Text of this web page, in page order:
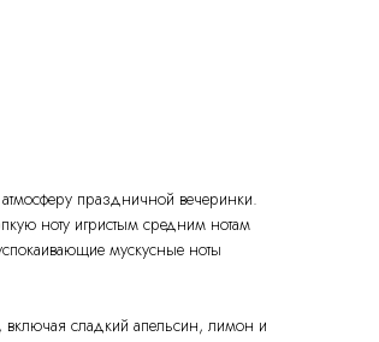
праздничной вечеринки.
ноту игристым средним нотам
мускусные ноты
сладкий апельсин, лимон и